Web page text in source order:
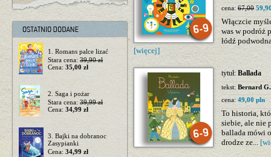
1. Romans palce lizać
Stara cena: 39,90 zł
Cena: 35,00 zł
2. Saga i pożar
Stara cena: 39,99 zł
Cena: 34,99 zł
3. Bajki na dobranoc
Zasypianki
Cena: 34,99 zł
cena: 67,00
Włączcie
was w podróż
łódź
[więcej]
tytuł: Ballada
tekst: Bernard
cena:49,00 pln
To historia,
siebie, ale nie
ballada mówi
drodze ze...